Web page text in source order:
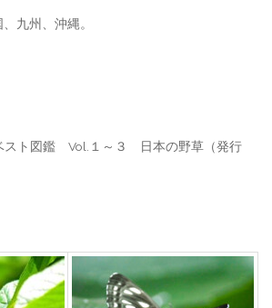
九州、沖縄。
スト図鑑 Vol.１～３ 日本の野草（発行